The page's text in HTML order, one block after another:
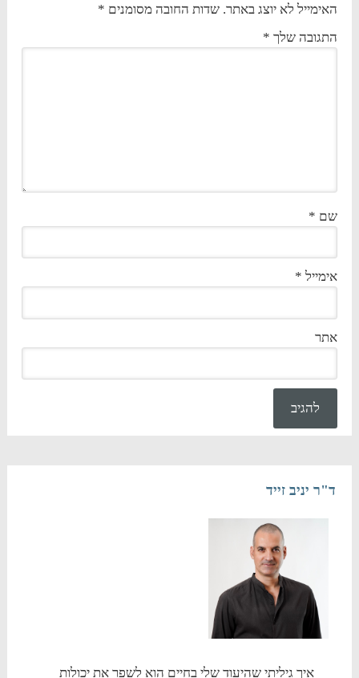
האימייל לא יוצג באתר. שדות החובה מסומנים *
התגובה שלך *
שם *
אימייל *
אתר
ד"ר יניב זייד
איך גיליתי שהיעוד שלי בחיים הוא לשפר את יכולות